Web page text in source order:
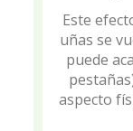
Este
uñas se
puede
aspecto